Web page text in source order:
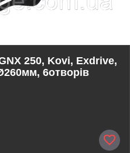
250, Kovi, Exdrive,
6отворів